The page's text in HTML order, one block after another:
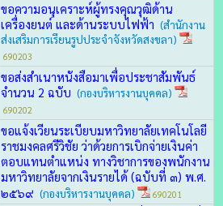
ขอความอนุเคราะห์ผู้ทรงคุณวุฒิด้าน
เครื่องยนต์ และด้านระบบไฟฟ้า (สำนักงาน
ส่งเสริมการเรียนรูปประจำจังหวัดสงขลา)
690203
ขอส่งสำเนาหนังสือมาเพื่อประชาสัมพันธ์
จำนวน 2 ฉบับ (กองบริหารงานบุคคล)
690202
ขอแจ้งเวียนระเบียบมหาวิทยาลัยเทคโนโลยี
ราชมงคลศรีวิชัย ว่าด้วยการเบิกจ่ายเงินค่า
ตอบแทนตำแหน่ง ทางวิชาการของพนักงาน
มหาวิทยาลัยจากเงินรายได้ (ฉบับที่ ๓) พ.ศ.
๒๕๖๙ (กองบริหารงานบุคคล) 690201